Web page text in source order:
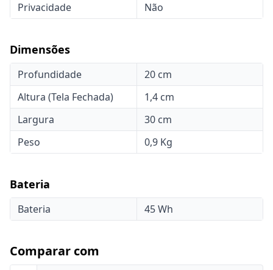
Privacidade
Não
Dimensões
Profundidade
20 cm
Altura (Tela Fechada)
1,4 cm
Largura
30 cm
Peso
0,9 Kg
Bateria
Bateria 45 Wh
Comparar com